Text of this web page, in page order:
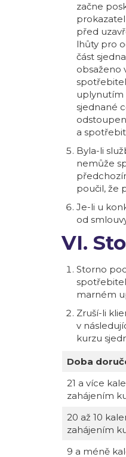
začne
před
lhůty pro
část
obsaženo
uplynutím
sjednané
a
Byla-li
nemůže
poučil, že
Je-li u
od
VI.
Storno
marném
Zruší-li
v
kurzu
Doba
21 a více
zahájením
20 až 10
zahájením
9 a méně